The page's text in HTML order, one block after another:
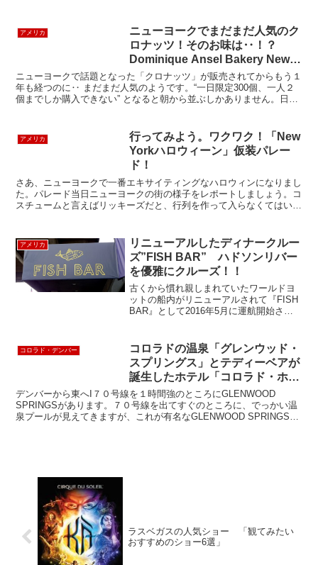
アメリカ
ニューヨークでまだまだ人気のク
ロナッツ！そのお味は‥！？
Dominique Ansel Bakery New
York
ニューヨークで話題となった「クロナッツ」が販売されてからもう１
年も経つのに‥ まだまだ人気のようです。“一日限定300個、一人２
個までしか購入できない” となると朝から並ぶしかありません。日本
アメリカ
行ってみよう。ワクワク！「New
Yorkハロウィーン」仮装パレー
ド！
さあ、ニューヨークで一番エキサイティングなハロウィンになりまし
た。パレード当日ニューヨークの街の様子をレポートしましょう。コ
スチュームと言えばリッキーズだと、行列を作って入らなくてはいけ
アメリカ
リニューアルしたディナークルー
ズ”FISH BAR” ハドソンリバー
を優雅にクルーズ！！
古くから慣れ親しまれていたワールドヨ
ットの船内がリニューアルされて『FISH
BAR』として2016年5月に運航開始され
ズです。船上での食事を楽しみながら、
ハドソン...
コロラド・デンバー
コロラドの温泉「グレンウッド・
スプリングス」とテディーベアが
誕生したホテル「コロラド・ホテ
ル」
デンバーから東へI７０号線を１時間強のところにGLENWOOD
SPRINGSがあります。７０号線を出てすぐのところに、でっかい温
泉プールが見えてきますが、これが有名なGLENWOOD SPRINGSの
ラスベガスの人気ショー 「観てみたい
おすすめのショー6選」